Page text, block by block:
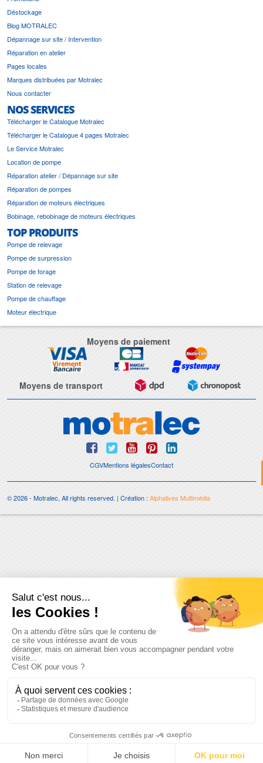
Déstockage
Blog MOTRALEC
Dépannage sur site / Intervention
Réparation en atelier
Pages locales
Marques distribuées par Motralec
Nous contacter
NOS SERVICES
Télécharger le Catalogue Motralec
Télécharger le Catalogue 4 pages Motralec
Le Service Motralec
Location de pompe
Réparation atelier / Dépannage sur site
Réparation de pompes
Réparation de moteurs électriques
Bobinage, rebobinage de moteurs électriques
TOP PRODUITS
Pompe de relevage
Pompe de surpression
Pompe de forage
Station de relevage
Pompe de chauffage
Moteur électrique
Moyens de paiement
Moyens de transport
CGVMentions légalesContact
© 2026 - Motralec, All rights reserved. | Création :Alphalives Multimédia